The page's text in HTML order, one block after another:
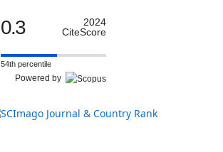
0.3
2024
CiteScore
54th percentile
Powered by